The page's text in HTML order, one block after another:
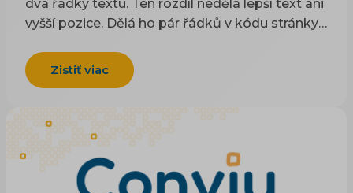
konverzích. Tenhle se zaměřuje na posledních
pár obrazovek nákupní cesty.
dva řádky textu. Ten rozdíl nedělá lepší text ani
vyšší pozice. Dělá ho pár řádků v kódu stránky,
vůbec má. Tenhle článek vám ukáže, které z
těch řádků dnes reálně fungují, jak za pět minut
je všechno „zeleně“, a přesto se nic neděje. A
hlavně: proč strukturovaná data nerozhodují
jen o vzhledu ve vyhledávání, ale i o tom, jestli
vám Google nevyhodí produkty z Nákupů. Na
Zistiť viac